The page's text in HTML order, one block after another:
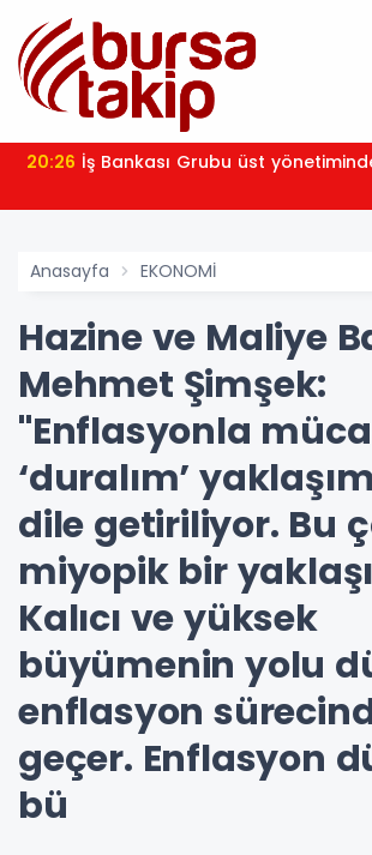
20:26 İş Bankası Grubu üst
Anasayfa EKONOMİ
Hazine ve Maliye
Mehmet Şimşek:
"Enflasyonla
‘duralım’
dile getiriliyor. Bu
miyopik bir
Kalıcı ve yüksek
büyümenin yolu
enflasyon
geçer. Enflasyon
bü